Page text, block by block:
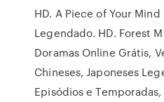
HD. A Piece of Your Mind
Legendado. HD. Forest
Doramas Online Grátis,
Chineses, Japoneses
Episódios e Temporadas,